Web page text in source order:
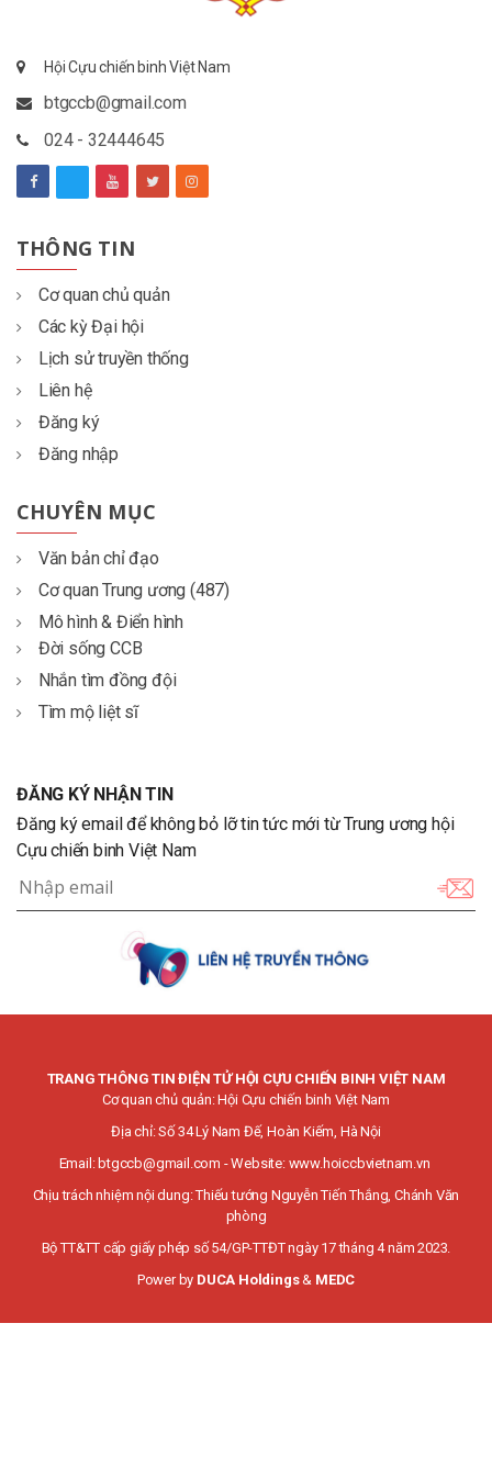
Hội Cựu chiến binh Việt Nam
btgccb@gmail.com
024 - 32444645
THÔNG TIN
Cơ quan chủ quản
Các kỳ Đại hội
Lịch sử truyền thống
Liên hệ
Đăng ký
Đăng nhập
CHUYÊN MỤC
Văn bản chỉ đạo
Cơ quan Trung ương (487)
Mô hình & Điển hình
Đời sống CCB
Nhắn tìm đồng đội
Tìm mộ liệt sĩ
ĐĂNG KÝ NHẬN TIN
Đăng ký email để không bỏ lỡ tin tức mới từ Trung ương hội
Cựu chiến binh Việt Nam
TRANG THÔNG TIN ĐIỆN TỬ HỘI CỰU CHIẾN BINH VIỆT NAM
Cơ quan chủ quản: Hội Cựu chiến binh Việt Nam
Địa chỉ: Số 34 Lý Nam Đế, Hoàn Kiếm, Hà Nội
Email: btgccb@gmail.com - Website: www.hoiccbvietnam.vn
Chịu trách nhiệm nội dung: Thiếu tướng Nguyễn Tiến Thắng, Chánh Văn
phòng
Bộ TT&TT cấp giấy phép số 54/GP-TTĐT ngày 17 tháng 4 năm 2023.
Power by DUCA Holdings& MEDC